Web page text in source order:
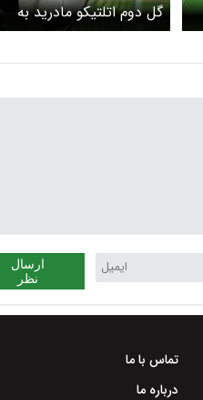
گل دوم اتلتیکو مادرید به
بارسلونا را ببینید + ویدیو
ارسال
نظر
تماس با ما
درباره ما